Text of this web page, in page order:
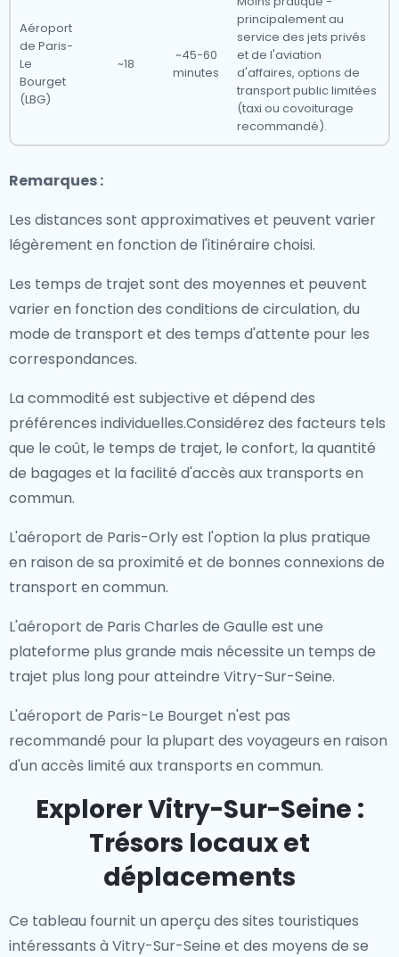
Aéroport
de Paris-
Le
Bourget
(LBG)
~18
~45-60
minutes
principalement au
service des jets privés
et de l'aviation
d'affaires, options de
transport public limitées
(taxi ou covoiturage
recommandé).
Remarques :
Les distances sont approximatives et peuvent varier
légèrement en fonction de l'itinéraire choisi.
Les temps de trajet sont des moyennes et peuvent
varier en fonction des conditions de circulation, du
mode de transport et des temps d'attente pour les
correspondances.
La commodité est subjective et dépend des
préférences individuelles.Considérez des facteurs tels
que le coût, le temps de trajet, le confort, la quantité
de bagages et la facilité d'accès aux transports en
commun.
L'aéroport de Paris-Orly est l'option la plus pratique
en raison de sa proximité et de bonnes connexions de
transport en commun.
L'aéroport de Paris Charles de Gaulle est une
plateforme plus grande mais nécessite un temps de
trajet plus long pour atteindre Vitry-Sur-Seine.
L'aéroport de Paris-Le Bourget n'est pas
recommandé pour la plupart des voyageurs en raison
d'un accès limité aux transports en commun.
Explorer Vitry-Sur-Seine :
Trésors locaux et
déplacements
Ce tableau fournit un aperçu des sites touristiques
intéressants à Vitry-Sur-Seine et des moyens de se